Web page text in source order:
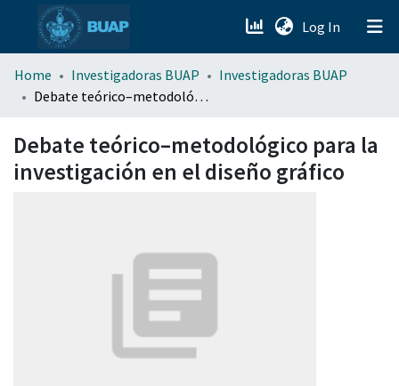
Log In (current)
menu.section.about_menu
Home Investigadoras BUAP
Investigadoras BUAP
Debate teórico–metodológico para la investigación en el diseño gráfico
Debate teórico–metodológico para la
investigación en el diseño gráfico